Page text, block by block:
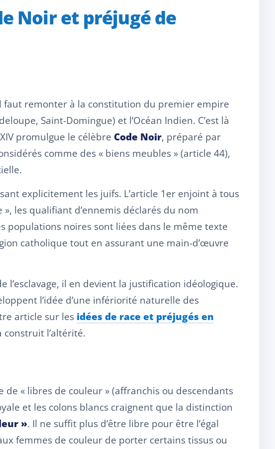
Noir et préjugé de
faut remonter à la constitution du premier empire
Saint-Domingue) et l’Océan Indien. C’est là
promulgue le célèbre Code Noir, préparé par
comme des « biens meubles » (article 44),
explicitement les juifs. L’article 1er enjoint à tous
les qualifiant d’ennemis déclarés du nom
populations noires sont liées dans le même texte
catholique tout en assurant une main-d’œuvre
il en devient la justification idéologique.
l’idée d’une infériorité naturelle des
article sur les idées de race et préjugés en
l’altérité.
de « libres de couleur » (affranchis ou descendants
et les colons blancs craignent que la distinction
». Il ne suffit plus d’être libre pour être l’égal
femmes de couleur de porter certains tissus ou